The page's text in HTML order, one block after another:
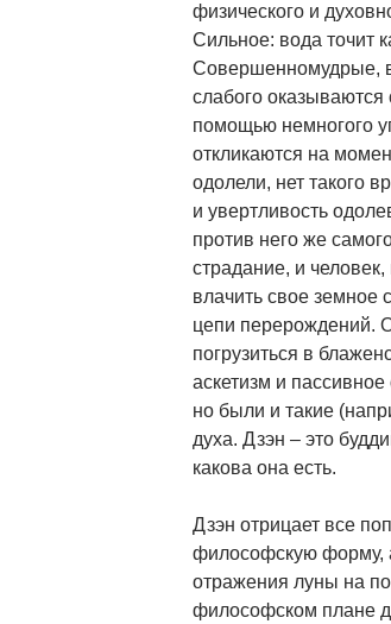
физического и
Сильное: вода точит
Совершенномудрые, в
слабого
помощью немногого
откликаются на
одолели, нет такого
и увертливость
против него же
страдание, и
влачить свое земное
цепи перерождений.
погрузиться в
аскетизм и
но были и такие
духа. Дзэн – это
какова она есть.
Дзэн отрицает все
философскую форму,
отражения луны на
философском плане